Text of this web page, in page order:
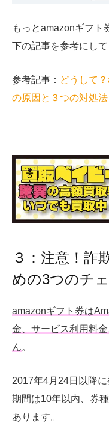
もっとamazonギフト
下の記事を参考にして
参考記事： どうして
の原因と３つの対処法
３：注意！詐
めの3つのチ
amazonギフト券は
金、サービス利用料
ん。
2017年4月24日以降
期間は10年以内、券
あります。